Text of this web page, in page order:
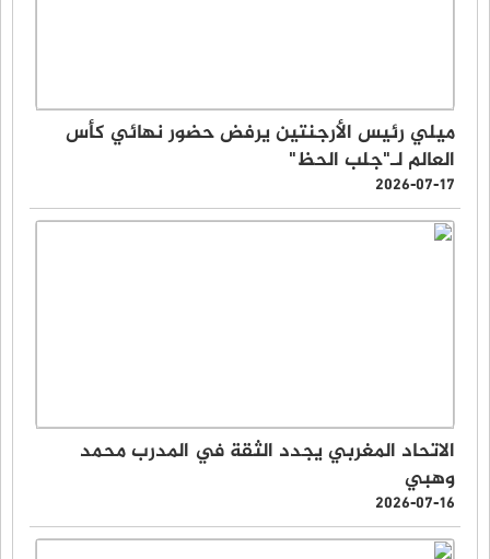
ميلي رئيس الأرجنتين يرفض حضور نهائي كأس
العالم لـ"جلب الحظ"
2026-07-17
الاتحاد المغربي يجدد الثقة في المدرب محمد
وهبي
2026-07-16